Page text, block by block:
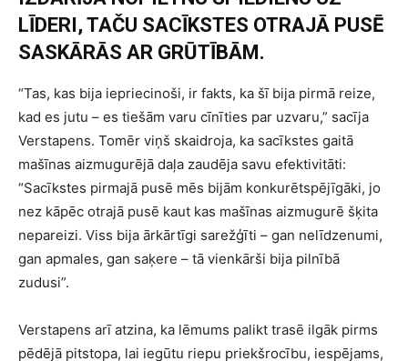
LĪDERI, TAČU SACĪKSTES OTRAJĀ PUSĒ
SASKĀRĀS AR GRŪTĪBĀM.
“Tas, kas bija iepriecinoši, ir fakts, ka šī bija pirmā reize,
kad es jutu – es tiešām varu cīnīties par uzvaru,” sacīja
Verstapens. Tomēr viņš skaidroja, ka sacīkstes gaitā
mašīnas aizmugurējā daļa zaudēja savu efektivitāti:
“Sacīkstes pirmajā pusē mēs bijām konkurētspējīgāki, jo
nez kāpēc otrajā pusē kaut kas mašīnas aizmugurē šķita
nepareizi. Viss bija ārkārtīgi sarežģīti – gan nelīdzenumi,
gan apmales, gan saķere – tā vienkārši bija pilnībā
zudusi”.
Verstapens arī atzina, ka lēmums palikt trasē ilgāk pirms
pēdējā pitstopa, lai iegūtu riepu priekšrocību, iespējams,